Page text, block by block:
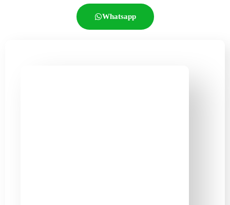
Whatsapp